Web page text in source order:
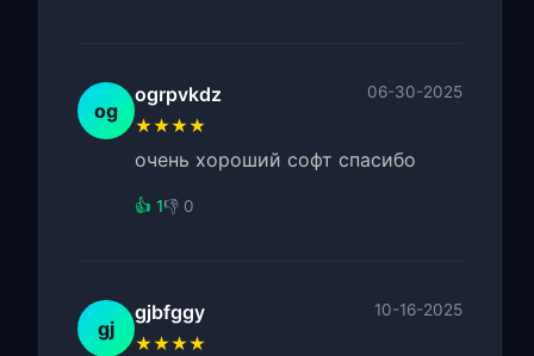
og
ogrpvkdz 06-30-2025
★★★★
очень хороший софт спасибо
👍 1👎 0
gj
gjbfggy 10-16-2025
★★★★